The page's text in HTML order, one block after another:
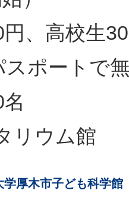
、高校生
スポートで
リウム館
学厚木市子ども科学館